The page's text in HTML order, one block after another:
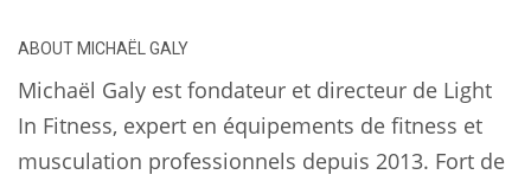
ABOUT MICHAËL GALY
Michaël Galy est fondateur et directeur de Light
In Fitness, expert en équipements de fitness et
musculation professionnels depuis 2013. Fort de